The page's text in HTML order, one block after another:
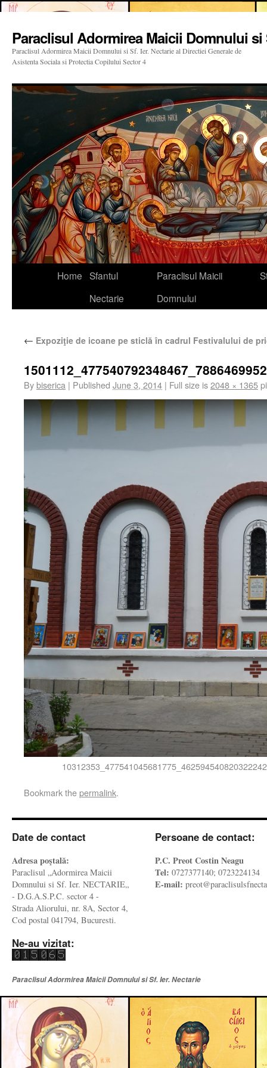
Paraclisul Adormirea Maicii Domnului si
Paraclisul Adormirea Maicii Domnului si Sf. Ier. Nectarie al Directiei Generale de
Asistenta Sociala si Protectia Copilului Sector 4
Home Sfantul
Nectarie
Paraclisul Maicii
Domnului
← Expoziţie de icoane pe sticlă în cadrul Festivalului de
Bybiserica | Published June 3, 2014 | Full size is2048 × 1365
Bookmark thepermalink.
Date de contact
Adresa poştală:
Paraclisul „Adormirea Maicii
Domnului si Sf. Ier. NECTARIE„
- D.G.A.S.P.C. sector 4 -
Strada Aliorului, nr. 8A, Sector 4,
Cod postal 041794, Bucuresti.
Ne-au vizitat:
Persoane de contact:
P.C. Preot Costin Neagu
Tel: 0727377140; 0723224134
E-mail:
Paraclisul Adormirea Maicii Domnului si Sf. Ier. Nectarie